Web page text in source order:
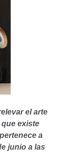
el arte
existe
a
junio a las